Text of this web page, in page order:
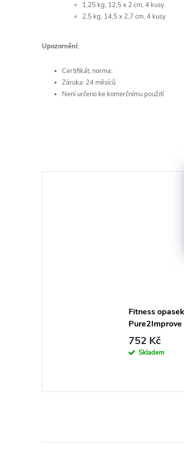
1,25 kg, 12,5 x 2 cm, 4 kusy
2,5 kg, 14,5 x 2,7 cm, 4 kusy
Upozornění:
Certifikát, norma:
Záruka: 24 měsíců
Není určeno ke komerčnímu použití
Fitness
Pure2Improve
752 Kč
Skladem